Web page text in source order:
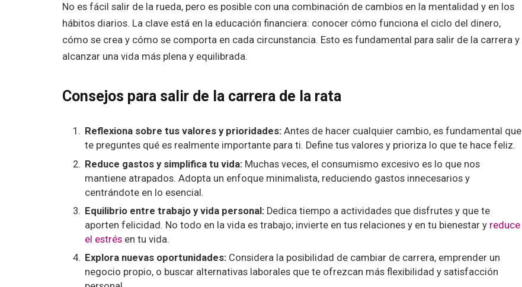
No es fácil salir de la rueda, pero es posible con una combinación de cambios en la mentalidad y en los
hábitos diarios. La clave está en la educación financiera: conocer cómo funciona el ciclo del dinero,
cómo se crea y cómo se comporta en cada circunstancia. Esto es fundamental para salir de la carrera y
alcanzar una vida más plena y equilibrada.
Consejos para salir de la carrera de la rata
Reflexiona sobre tus valores y prioridades: Antes de hacer cualquier cambio, es fundamental que
te preguntes qué es realmente importante para ti. Define tus valores y prioriza lo que te hace feliz.
Reduce gastos y simplifica tu vida: Muchas veces, el consumismo excesivo es lo que nos
mantiene atrapados. Adopta un enfoque minimalista, reduciendo gastos innecesarios y
centrándote en lo esencial.
Equilibrio entre trabajo y vida personal: Dedica tiempo a actividades que disfrutes y que te
aporten felicidad. No todo en la vida es trabajo; invierte en tus relaciones y en tu bienestar y reduce
el estrés en tu vida.
Explora nuevas oportunidades: Considera la posibilidad de cambiar de carrera, emprender un
negocio propio, o buscar alternativas laborales que te ofrezcan más flexibilidad y satisfacción